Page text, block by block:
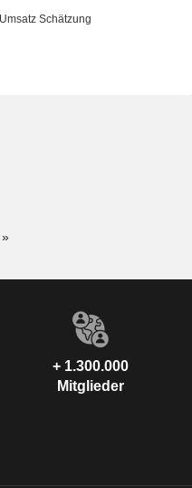
+ 1.300.000
Mitglieder